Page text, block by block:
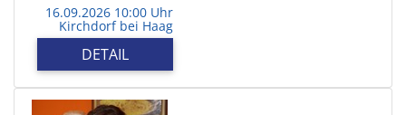
16.09.2026 10:00 Uhr
Kirchdorf bei Haag
DETAIL